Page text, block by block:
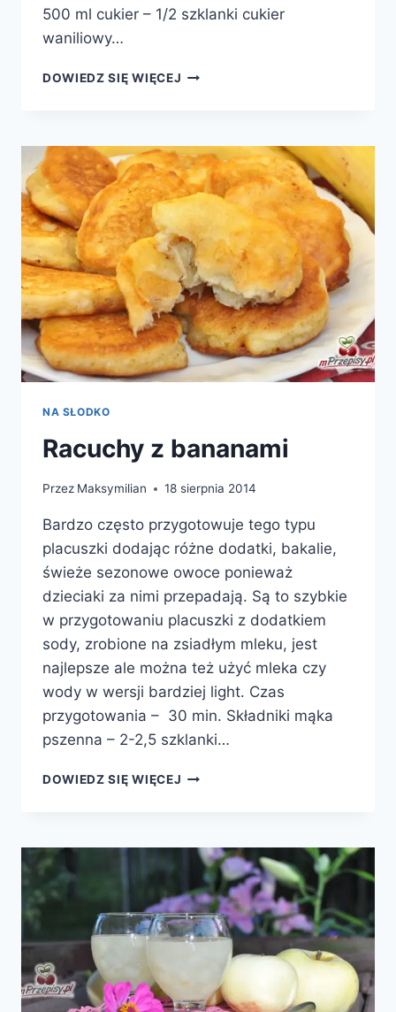
500 ml cukier – 1/2 szklanki cukier
waniliowy…
DOWIEDZ SIĘ WIĘCEJ TARTA
NA SŁODKO
Racuchy z bananami
Przez Maksymilian 18 sierpnia 2014
Bardzo często przygotowuje tego typu
placuszki dodając różne dodatki, bakalie,
świeże sezonowe owoce ponieważ
dzieciaki za nimi przepadają. Są to szybkie
w przygotowaniu placuszki z dodatkiem
sody, zrobione na zsiadłym mleku, jest
najlepsze ale można też użyć mleka czy
wody w wersji bardziej light. Czas
przygotowania – 30 min. Składniki mąka
pszenna – 2-2,5 szklanki…
DOWIEDZ SIĘ WIĘCEJ RACUCHY